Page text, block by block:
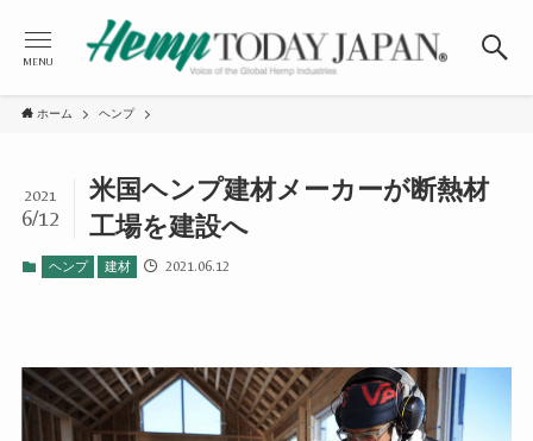
MENU
ホーム ヘンプ
米国ヘンプ建材メーカーが断熱材
工場を建設へ
2021
6/12
ヘンプ 建材 2021.06.12